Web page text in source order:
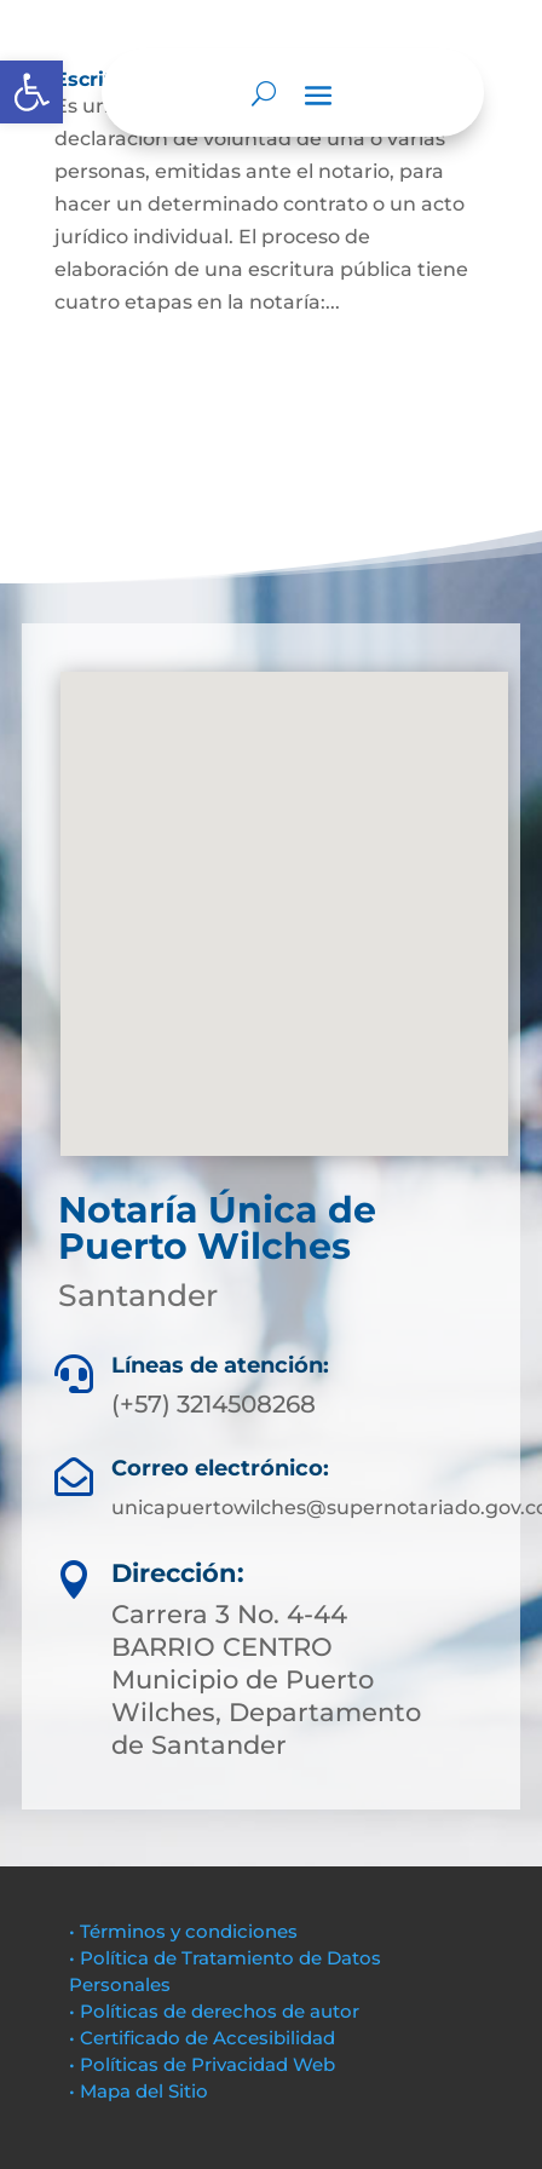
Abrir barra de herramientas
Escritura Pública
Es un documento que contiene la
declaración de voluntad de una o varias
personas, emitidas ante el notario, para
hacer un determinado contrato o un acto
jurídico individual. El proceso de
elaboración de una escritura pública tiene
cuatro etapas en la notaría:...
Notaría Única de
Puerto Wilches
Santander
 Líneas de atención:
(+57) 3214508268
 Correo electrónico:

Dirección:
Carrera 3 No. 4-44
BARRIO CENTRO
Municipio de Puerto
Wilches, Departamento
de Santander
• Términos y condiciones
• Política de Tratamiento de Datos
Personales
• Políticas de derechos de autor
• Certificado de Accesibilidad
• Políticas de Privacidad Web
• Mapa del Sitio